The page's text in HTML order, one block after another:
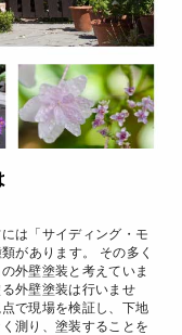
は「サイディング・モ
があります。 その多く
外壁塗装と考えていま
外壁塗装は行いませ
で現場を検証し、下地
測り、塗装することを